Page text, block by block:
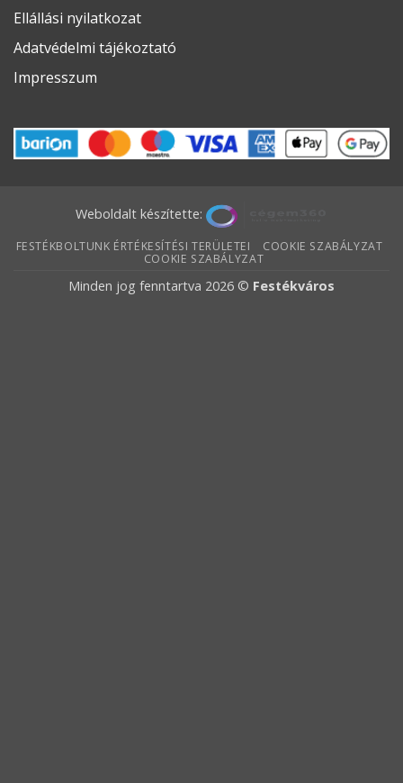
Ellállási nyilatkozat
Adatvédelmi tájékoztató
Impresszum
Weboldalt készítette:
FESTÉKBOLTUNK ÉRTÉKESÍTÉSI TERÜLETEI
COOKIE SZABÁLYZAT
COOKIE SZABÁLYZAT
Minden jog fenntartva 2026 © Festékváros